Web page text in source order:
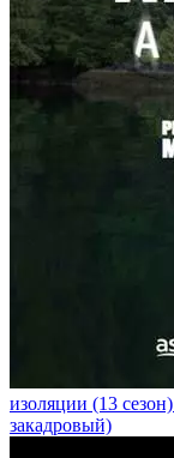
изоляции (13 сезон)
закадровый)